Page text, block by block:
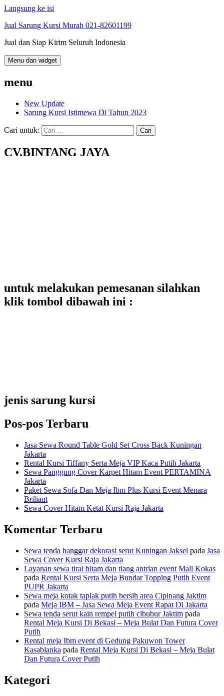
Langsung ke isi
Jual Sarung Kursi Murah 021-82601199
Jual dan Siap Kirim Seluruh Indonesia
Menu dan widget
menu
New Update
Sarung Kursi Istimewa Di Tahun 2023
Cari untuk:
CV.BINTANG JAYA
untuk melakukan pemesanan silahkan
klik tombol dibawah ini :
jenis sarung kursi
Pos-pos Terbaru
Jasa Sewa Round Table Gold Set Cross Back Kuningan
Jakarta
Rental Kursi Tiffany Serta Meja VIP Kaca Putih Jakarta
Sewa Panggung Cover Karpet Hitam Event PERTAMINA
Jakarta
Paket Sewa Sofa Dan Meja Ibm Plus Kursi Event Menara
Briliant
Sewa Cover Hitam Ketat Kursi Raja Jakarta
Komentar Terbaru
Sewa tenda hanggar dekorasi serut Kuningan Jaksel pada Jasa
Sewa Cover Kursi Raja Jakarta
Layanan sewa tirai hitam dan tiang antrian event Mall Kokas
pada Rental Kursi Serta Meja Bundar Topping Putih Event
PUPR Jakarta
Sewa meja kotak taplak putih bersih area Cipinang Jaktim
pada Meja IBM – Jasa Sewa Meja Event Rapat Di Jakarta
Sewa tenda serut kain rempel putih cibubur Jaktim pada
Rental Meja Kursi Di Bekasi – Meja Bulat Dan Futura Cover
Putih
Rental meja Ibm event di Gedung Pakuwon Tower
Kasablanka pada Rental Meja Kursi Di Bekasi – Meja Bulat
Dan Futura Cover Putih
Kategori